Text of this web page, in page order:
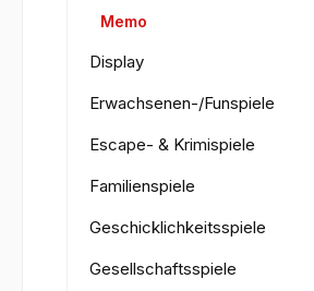
Memo
Display
Erwachsenen-/Funspiele
Escape- & Krimispiele
Familienspiele
Geschicklichkeitsspiele
Gesellschaftsspiele